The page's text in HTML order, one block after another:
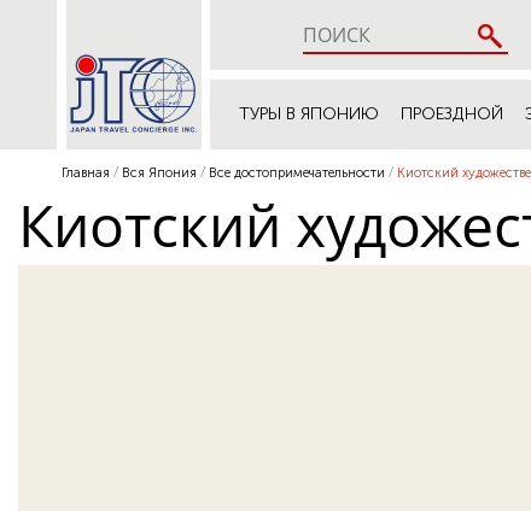
ТУРЫ В ЯПОНИЮ ПРОЕЗДНОЙ
Главная Вся Япония Все достопримечательности Киотский
Киотский